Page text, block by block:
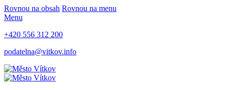
Rovnou na obsah Rovnou na menu
Menu
+420 556 312 200
podatelna@vitkov.info